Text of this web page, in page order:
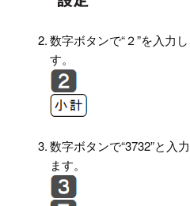
2. 数字ボタンで“２”を入力
す。
3. 数字ボタンで“3732”と入
ます。